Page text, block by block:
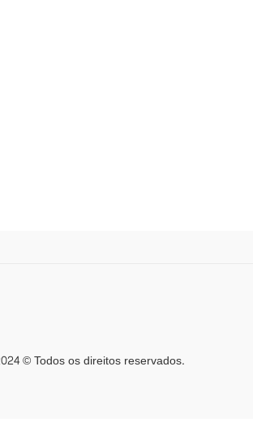
© Todos os direitos reservados.